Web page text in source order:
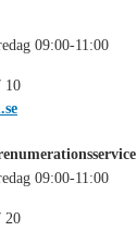
09:00-11:00
10
09:00-11:00
20